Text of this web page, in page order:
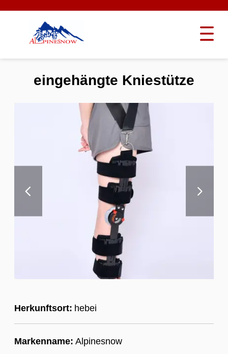
Herkunftsort: hebei
Markenname: Alpinesnow
eingehängte Kniestütze